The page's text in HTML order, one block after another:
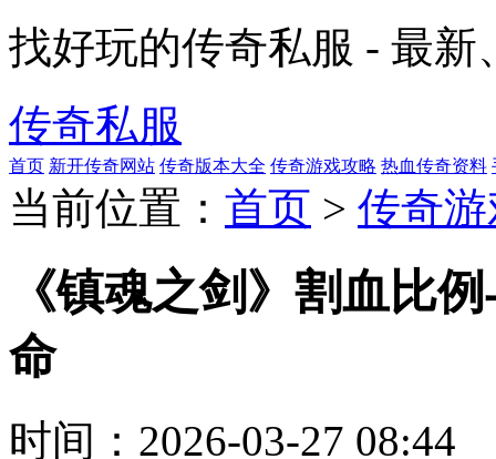
找好玩的传奇私服 - 最
传奇私服
首页 新开传奇网站 传奇版本大全 传奇游戏攻略 热血传奇资料
当前位置： 首页 > 传奇
《镇魂之剑》割血比
命
时间： 2026-03-27 08:44